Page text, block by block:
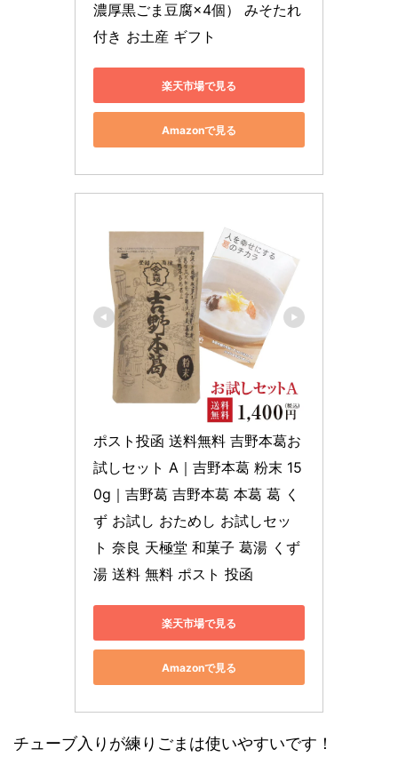
濃厚黒ごま豆腐×4個） みそたれ
付き お土産 ギフト
楽天市場で見る
Amazonで見る
ポスト投函 送料無料 吉野本葛お
試しセット A｜吉野本葛 粉末 15
0g｜吉野葛 吉野本葛 本葛 葛 く
ず お試し おためし お試しセッ
ト 奈良 天極堂 和菓子 葛湯 くず
湯 送料 無料 ポスト 投函
楽天市場で見る
Amazonで見る
チューブ入りが練りごまは使いやすいです！